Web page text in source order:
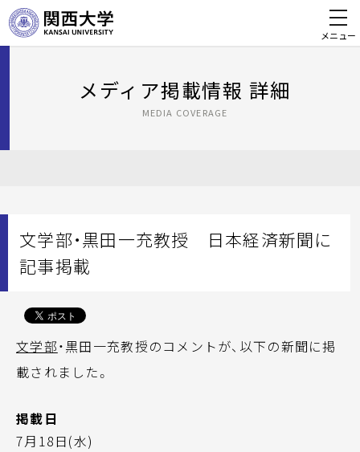
メニュー
メディア掲載情報 詳細
MEDIA COVERAGE
文学部・黒田一充教授 日本経済新聞に
記事掲載
文学部・黒田一充教授のコメントが、以下の新聞に掲
載されました。
掲載日
7月18日(水)